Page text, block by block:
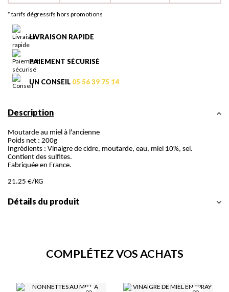
* tarifs dégressifs hors promotions
LIVRAISON RAPIDE
PAIEMENT SÉCURISÉ
UN CONSEIL 05 56 39 75 14
Description
Moutarde au miel à l'ancienne
Poids net : 200g
Ingrédients : Vinaigre de cidre, moutarde, eau, miel 10%, sel.
Contient des sulfites.
Fabriquée en France.
21.25 €/KG
Détails du produit
COMPLÉTEZ VOS ACHATS